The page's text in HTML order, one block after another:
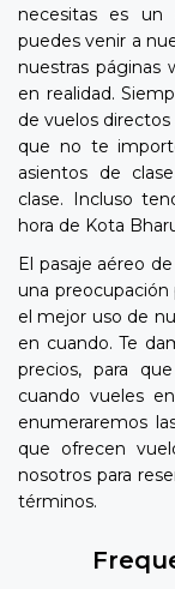
necesitas es un
puedes venir a
nuestras páginas
en realidad.
de vuelos
que no te
asientos de
clase. Incluso
hora de Kota
El pasaje aéreo
una
el mejor uso de
en cuando. Te
precios, para
cuando vueles
enumeraremos
que ofrecen
nosotros para
términos.